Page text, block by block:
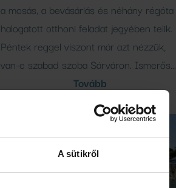
A sütikről
a mosás, a bevásárlás és néhány régóta
halogatott otthoni feladat jegyében telik.
Péntek reggel viszont már azt nézzük,
van-e szabad szoba Sárváron. Ismerős...
Tovább